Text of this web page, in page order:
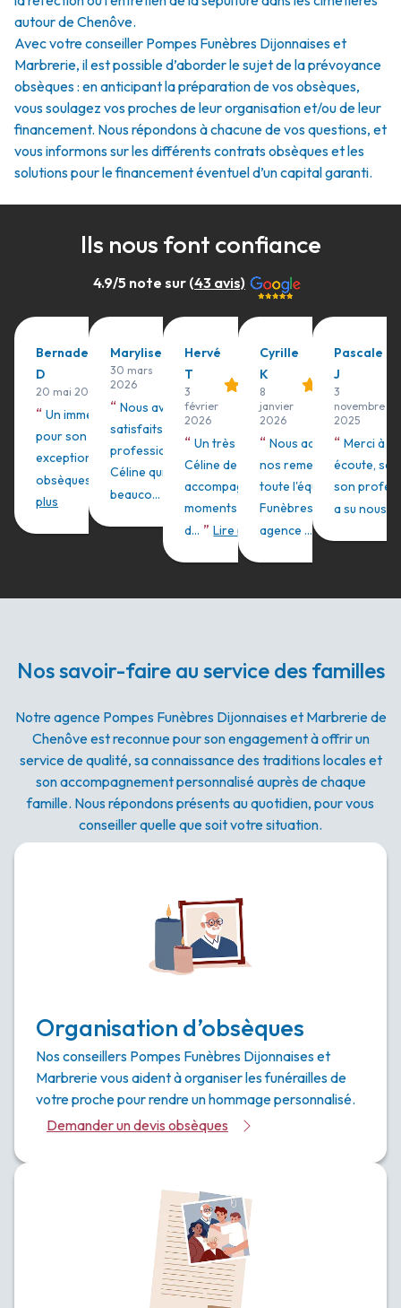
autour de Chenôve.
Avec votre conseiller Pompes Funèbres Dijonnaises et
Marbrerie, il est possible d’aborder le sujet de la prévoyance
obsèques : en anticipant la préparation de vos obsèques,
vous soulagez vos proches de leur organisation et/ou de leur
financement. Nous répondons à chacune de vos questions, et
vous informons sur les différents contrats obsèques et les
solutions pour le financement éventuel d’un capital garanti.
Ils nous font confiance
4.9/5 note sur (43 avis)
Bernadette
D
20 mai 2026
“ Un immense merci à Céline
pour son accompagnement
exceptionnel lors des
obsèques de notre ... ”
plus
Marylise
30 mars
2026
“ Nous avons été très
satisfaits du
professionnalisme de
Céline qui nous a guidé avec
beauco...
Lire plus
Hervé
T
3
février
2026
“ Un très grand merci à
Céline de nous avoir
accompagner dans ces
moments si difficiles et
d... ” Lire plus
Cyrille
K
8
janvier
2026
“ Nous adressons tous
nos remerciements à
toute l'équipe Pompes
Funèbres Dijonnaises
agence ... ”
Pascale
J
3
novembre
2025
“ Merci à
écoute, sa
son
a su nous
Nos savoir-faire au service des familles
Notre agence Pompes Funèbres Dijonnaises et Marbrerie de
Chenôve est reconnue pour son engagement à offrir un
service de qualité, sa connaissance des traditions locales et
son accompagnement personnalisé auprès de chaque
famille. Nous répondons présents au quotidien, pour vous
conseiller quelle que soit votre situation.
Organisation d’obsèques
Nos conseillers Pompes Funèbres Dijonnaises et
Marbrerie vous aident à organiser les funérailles de
votre proche pour rendre un hommage personnalisé.
Demander un devis obsèques